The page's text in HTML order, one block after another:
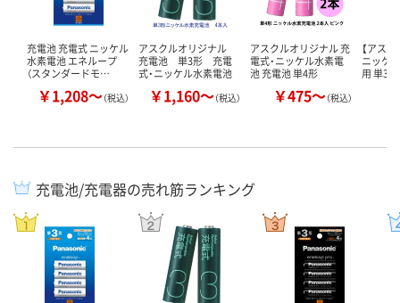
充電池 充電式 ニッケル
水素電池 エネループ
（スタンダードモ…
￥1,208～（税込）
アスクルオリジナル
充電池 単3形 充電
式・ニッケル水素電池
￥1,160～（税込）
アスクルオリジナル 充
電式・ニッケル水素電
池 充電池 単4形
￥475～（税込）
【アス
ニッケ
用 単3
充電池/充電器の売れ筋ランキング